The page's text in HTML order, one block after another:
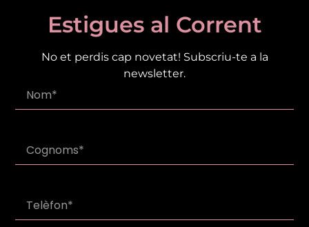
Estigues al Corrent
No et perdis cap novetat! Subscriu-te a la
newsletter.